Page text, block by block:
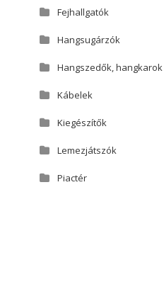
Fejhallgatók
Hangsugárzók
Hangszedők, hangkarok
Kábelek
Kiegészítők
Lemezjátszók
Piactér